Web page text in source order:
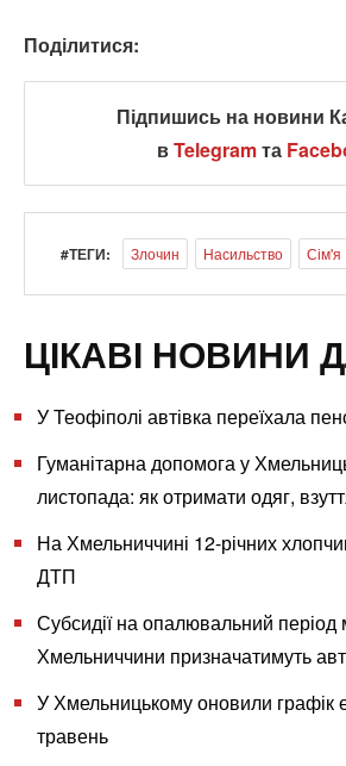
Поділитися:
Підпишись на новини
вTelegramта
#ТЕГИ: Злочин Насильство Сім'я
ЦІКАВІ НОВИНИ
У Теофіполі автівка переїхала
Гуманітарна допомога у
листопада: як отримати одяг,
На Хмельниччині 12-річних
ДТП
Субсидії на опалювальний
Хмельниччини призначатимуть
У Хмельницькому оновили графік
травень